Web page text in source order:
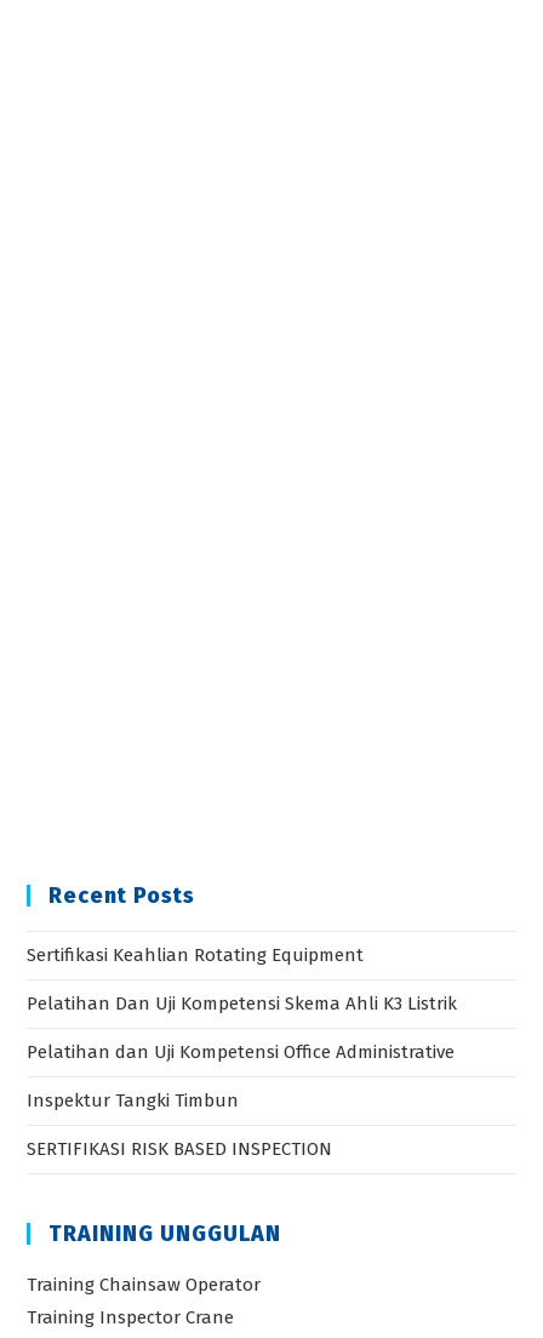
Recent Posts
Sertifikasi Keahlian Rotating Equipment
Pelatihan Dan Uji Kompetensi Skema Ahli K3 Listrik
Pelatihan dan Uji Kompetensi Office Administrative
Inspektur Tangki Timbun
SERTIFIKASI RISK BASED INSPECTION
TRAINING UNGGULAN
Training Chainsaw Operator
Training Inspector Crane